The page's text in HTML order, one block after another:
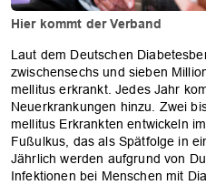
Hier kommt der Verband
Laut dem Deutschen
zwischensechs und sieben
mellitus erkrankt. Jedes Jahr
Neuerkrankungen hinzu. Zwei
mellitus Erkrankten entwickeln
Fußulkus, das als Spätfolge in
Jährlich werden aufgrund von
Infektionen bei Menschen mit